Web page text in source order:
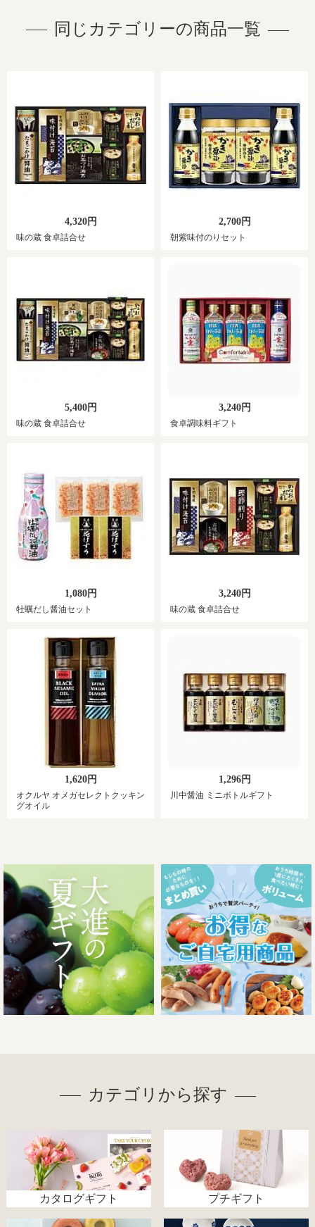
同じカテゴリーの商品一覧
4,320円
味の蔵 食卓詰合せ
2,700円
朝紫味付のりセット
5,400円
味の蔵 食卓詰合せ
3,240円
食卓調味料ギフト
1,080円
牡蠣だし醤油セット
3,240円
味の蔵 食卓詰合せ
1,620円
オクルヤ オメガセレクトクッキン
グオイル
1,296円
川中醤油 ミニボトルギフト
カテゴリから探す
カタログギフト プチギフト